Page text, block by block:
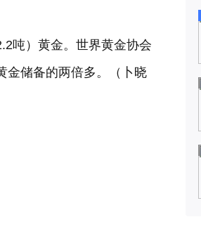
吨）黄金。世界黄金协会
金储备的两倍多。（卜晓